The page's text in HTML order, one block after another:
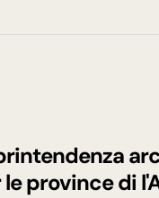
province di